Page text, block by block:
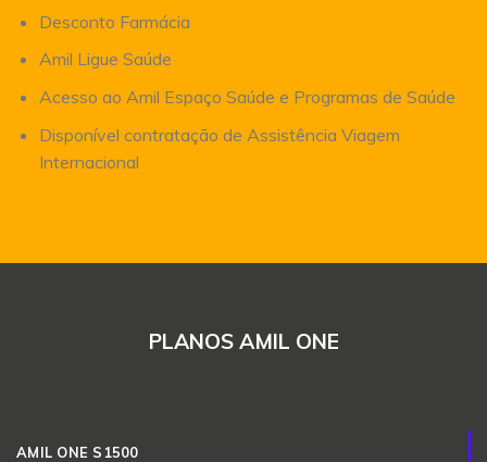
Desconto Farmácia
Amil Ligue Saúde
Acesso ao Amil Espaço Saúde e Programas de Saúde
Disponível contratação de Assistência Viagem
Internacional
PLANOS AMIL ONE
AMIL ONE S1500